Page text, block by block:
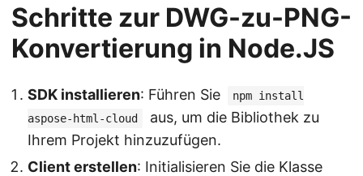
Schritte zur DWG-zu-PNG-
Konvertierung in Node.JS
SDK installieren: Führen Sie
npm install
aspose-html-cloud
aus, um die Bibliothek zu
Ihrem Projekt hinzuzufügen.
Client erstellen: Initialisieren Sie die Klasse